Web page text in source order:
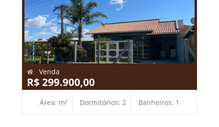
Venda
R$ 299.900,00
Área: m² Dormitórios: 2 Banheiros: 1